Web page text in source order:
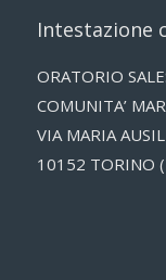
Intestazione
ORATORIO
COMUNITA’
VIA MARIA
10152 TORINO